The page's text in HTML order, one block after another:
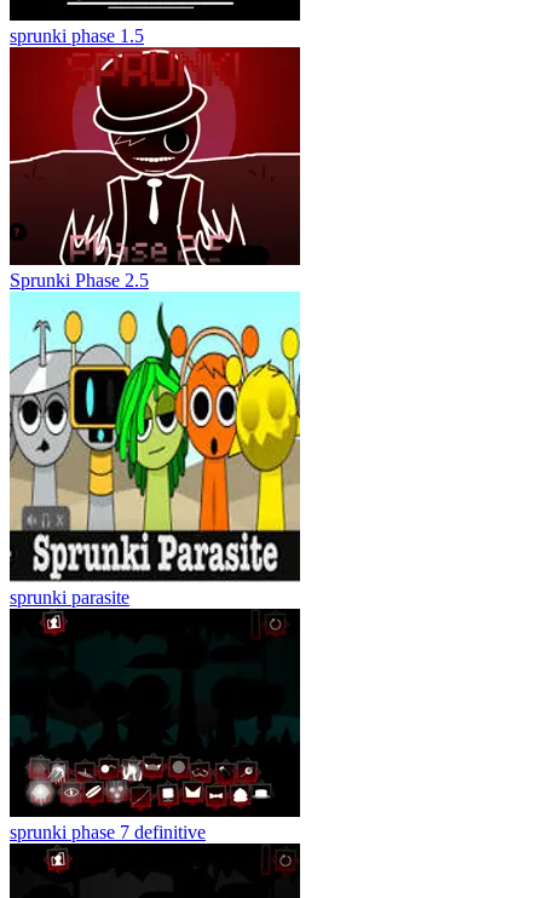
sprunki phase 1.5
Sprunki Phase 2.5
sprunki parasite
sprunki phase 7 definitive